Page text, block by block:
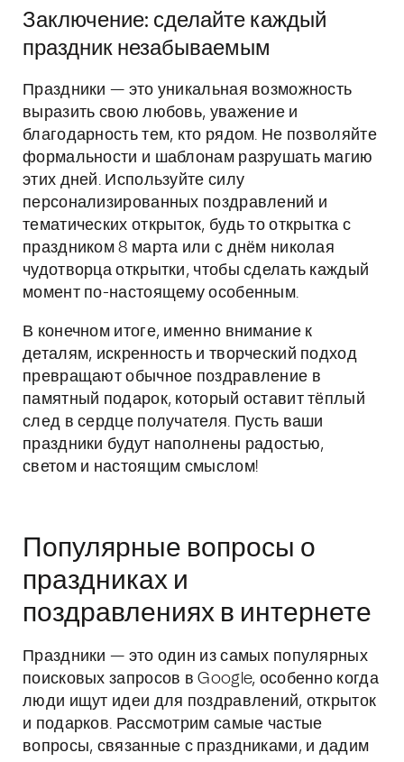
Заключение: сделайте каждый
праздник незабываемым
Праздники — это уникальная возможность
выразить свою любовь, уважение и
благодарность тем, кто рядом. Не позволяйте
формальности и шаблонам разрушать магию
этих дней. Используйте силу
персонализированных поздравлений и
тематических открыток, будь то открытка с
праздником 8 марта или с днём николая
чудотворца открытки, чтобы сделать каждый
момент по-настоящему особенным.
В конечном итоге, именно внимание к
деталям, искренность и творческий подход
превращают обычное поздравление в
памятный подарок, который оставит тёплый
след в сердце получателя. Пусть ваши
праздники будут наполнены радостью,
светом и настоящим смыслом!
Популярные вопросы о
праздниках и
поздравлениях в интернете
Праздники — это один из самых популярных
поисковых запросов в Google, особенно когда
люди ищут идеи для поздравлений, открыток
и подарков. Рассмотрим самые частые
вопросы, связанные с праздниками, и дадим